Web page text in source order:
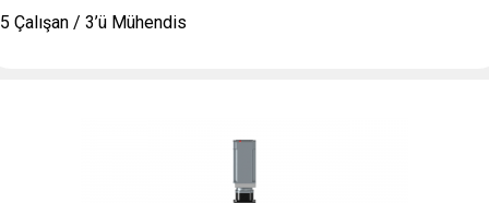
5 Çalışan / 3’ü Mühendis